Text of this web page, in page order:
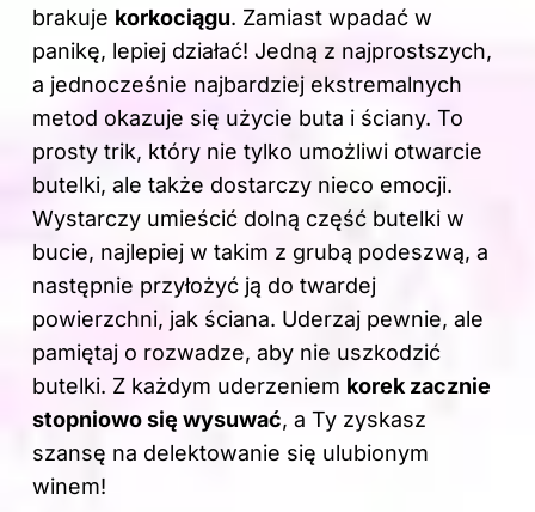
brakuje korkociągu. Zamiast wpadać w
panikę, lepiej działać! Jedną z najprostszych,
a jednocześnie najbardziej ekstremalnych
metod okazuje się użycie buta i ściany. To
prosty trik, który nie tylko umożliwi otwarcie
butelki, ale także dostarczy nieco emocji.
Wystarczy umieścić dolną część butelki w
bucie, najlepiej w takim z grubą podeszwą, a
następnie przyłożyć ją do twardej
powierzchni, jak ściana. Uderzaj pewnie, ale
pamiętaj o rozwadze, aby nie uszkodzić
butelki. Z każdym uderzeniem korek zacznie
stopniowo się wysuwać, a Ty zyskasz
szansę na delektowanie się ulubionym
winem!